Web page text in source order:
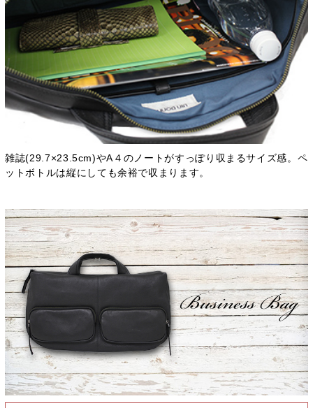
雑誌(29.7×23.5cm)やA４のノートがすっぽり収まるサイズ感。ペ
ットボトルは縦にしても余裕で収まります。